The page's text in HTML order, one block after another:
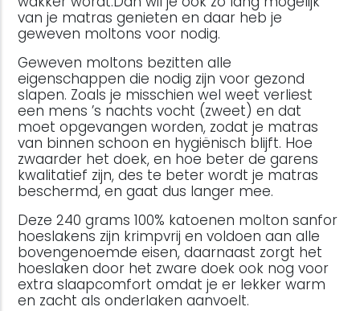
van je matras genieten en daar heb je
geweven moltons voor nodig.
Geweven moltons bezitten alle
eigenschappen die nodig zijn voor gezond
slapen. Zoals je misschien wel weet verliest
een mens ’s nachts vocht (zweet) en dat
moet opgevangen worden, zodat je matras
van binnen schoon en hygiënisch blijft. Hoe
zwaarder het doek, en hoe beter de garens
kwalitatief zijn, des te beter wordt je matras
beschermd, en gaat dus langer mee.
Deze 240 grams 100% katoenen molton sanfor
hoeslakens zijn krimpvrij en voldoen aan alle
bovengenoemde eisen, daarnaast zorgt het
hoeslaken door het zware doek ook nog voor
extra slaapcomfort omdat je er lekker warm
en zacht als onderlaken aanvoelt.